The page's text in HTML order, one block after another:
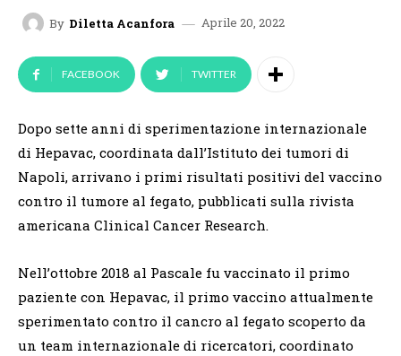
By Diletta Acanfora Aprile 20, 2022
FACEBOOK TWITTER
Dopo sette anni di sperimentazione internazionale
di Hepavac, coordinata dall’Istituto dei tumori di
Napoli, arrivano i primi risultati positivi del vaccino
contro il tumore al fegato, pubblicati sulla rivista
americana Clinical Cancer Research.
Nell’ottobre 2018 al Pascale fu vaccinato il primo
paziente con Hepavac, il primo vaccino attualmente
sperimentato contro il cancro al fegato scoperto da
un team internazionale di ricercatori, coordinato